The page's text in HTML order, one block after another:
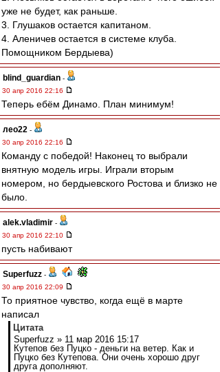
уже не будет, как раньше.
3. Глушаков остается капитаном.
4. Аленичев остается в системе клуба.
Помощником Бердыева)
blind_guardian -
30 апр 2016 22:16
Теперь ебём Динамо. План минимум!
лео22 -
30 апр 2016 22:16
Команду с победой! Наконец то выбрали
внятную модель игры. Играли вторым
номером, но бердыевского Ростова и близко не
было.
alek.vladimir -
30 апр 2016 22:10
пусть набивают
Superfuzz -
30 апр 2016 22:09
То приятное чувство, когда ещё в марте
написал
Цитата
Superfuzz » 11 мар 2016 15:17
Кутепов без Пуцко - деньги на ветер. Как и
Пуцко без Кутепова. Они очень хорошо друг
друга дополняют.